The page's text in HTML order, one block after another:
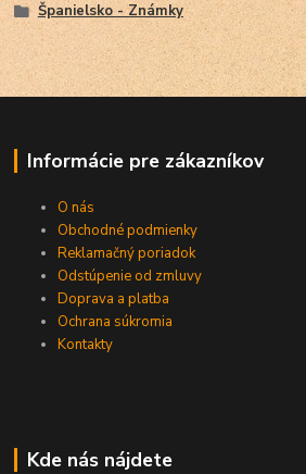
Španielsko - Známky
Informácie pre zákazníkov
O nás
Obchodné podmienky
Reklamačný poriadok
Odstúpenie od zmluvy
Doprava a platba
Ochrana súkromia
Kontakty
Kde nás nájdete